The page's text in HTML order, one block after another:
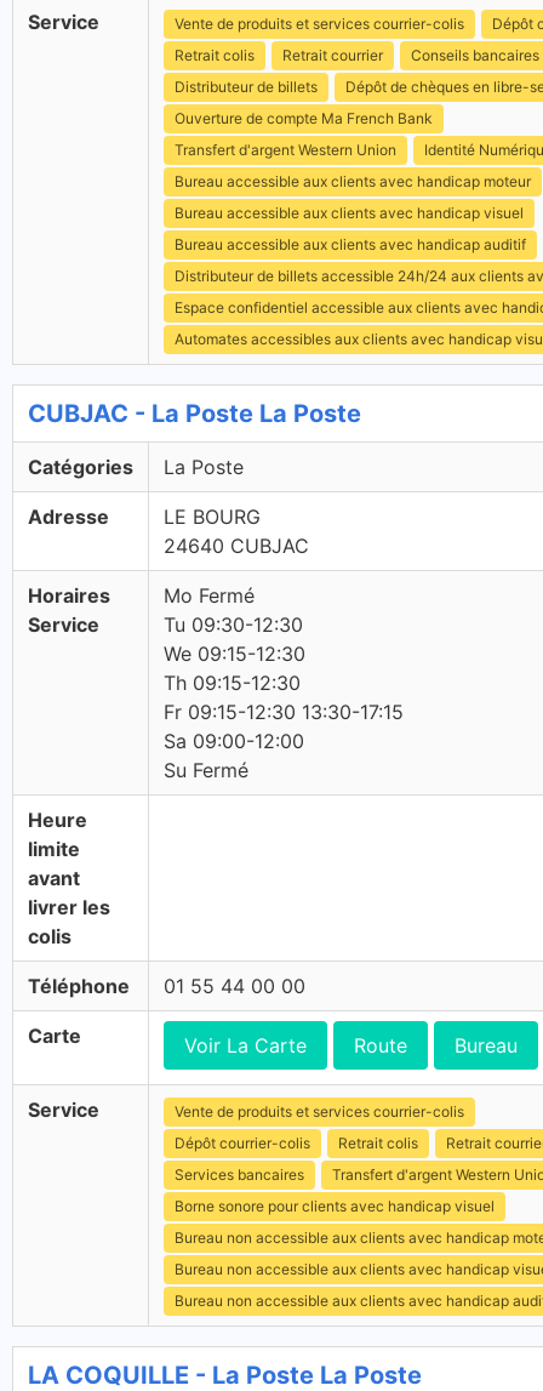
Service Vente de produits et services courrier-colis
Dépôt
Retrait colis
Retrait courrier
Conseils bancaires
Distributeur de billets
Dépôt de chèques en libre-
Ouverture de compte Ma French Bank
Transfert d'argent Western Union
Identité
Bureau accessible aux clients avec handicap moteur
Bureau accessible aux clients avec handicap visuel
Bureau accessible aux clients avec handicap auditif
Distributeur de billets accessible 24h/24 aux clients
Espace confidentiel accessible aux clients avec
Automates accessibles aux clients avec handicap
CUBJAC - La Poste La Poste
Catégories La Poste
Adresse
LE BOURG
24640 CUBJAC
Horaires
Service
Mo Fermé
Tu 09:30-12:30
We 09:15-12:30
Th 09:15-12:30
Fr 09:15-12:30 13:30-17:15
Sa 09:00-12:00
Su Fermé
Heure
limite
avant
livrer les
colis
Téléphone 01 55 44 00 00
Carte Voir La Carte Route Bureau
Service
Vente de produits et services courrier-colis
Dépôt courrier-colis
Retrait colis
Retrait
Services bancaires
Transfert d'argent Western
Borne sonore pour clients avec handicap visuel
Bureau non accessible aux clients avec handicap
Bureau non accessible aux clients avec handicap
Bureau non accessible aux clients avec handicap
LA COQUILLE - La Poste La Poste